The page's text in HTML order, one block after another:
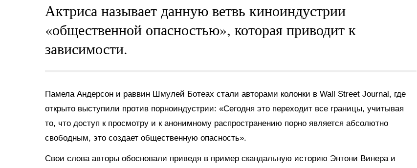
Актриса называет данную ветвь киноиндустрии
«общественной опасностью», которая приводит к
зависимости.
Памела Андерсон и раввин Шмулей Ботеах стали авторами колонки в Wall Street Journal, где
открыто выступили против порноиндустрии: «Сегодня это переходит все границы, учитывая
то, что доступ к просмотру и к анонимному распространению порно является абсолютно
свободным, это создает общественную опасность».
Свои слова авторы обосновали приведя в пример скандальную историю Энтони Винера и